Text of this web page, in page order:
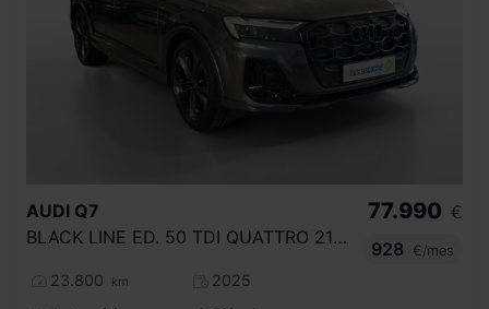
AUDI Q7
BLACK LINE ED. 50 TDI QUATTRO 210KW TIPT
23.800 km
2025
77.990 €
928
€/mes